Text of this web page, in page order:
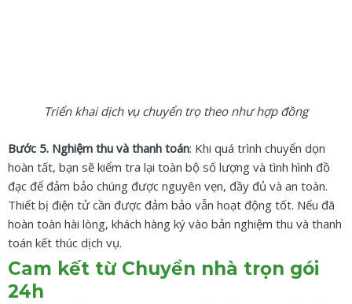
Triển khai dịch vụ chuyển trọ theo như hợp đồng
Bước 5. Nghiệm thu và thanh toán: Khi quá trình chuyển dọn
hoàn tất, bạn sẽ kiểm tra lại toàn bộ số lượng và tình hình đồ
đạc để đảm bảo chúng được nguyên vẹn, đầy đủ và an toàn.
Thiết bị điện tử cần được đảm bảo vẫn hoạt động tốt. Nếu đã
hoàn toàn hài lòng, khách hàng ký vào bản nghiệm thu và thanh
toán kết thúc dịch vụ.
Cam kết từ Chuyển nhà trọn gói
24h